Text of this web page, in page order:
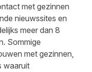
met gezinnen
nieuwssites en
meer dan 8
Sommige
met gezinnen,
waaruit